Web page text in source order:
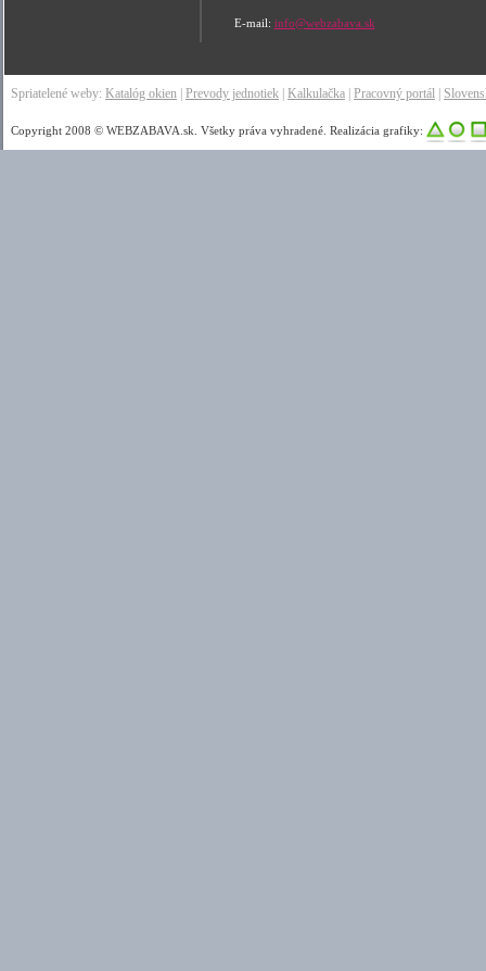
E-mail: info@webzabava.sk
Spriatelené weby: Katalóg okien Prevody jednotiek Kalkulačka Pracovný portál
Copyright 2008 © WEBZABAVA.sk. Všetky práva vyhradené. Realizácia grafiky: